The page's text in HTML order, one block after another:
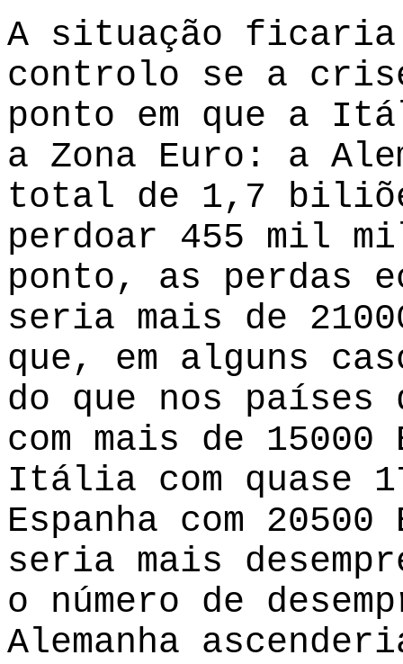
A situação ficaria
controlo se a
ponto em que a
a Zona Euro: a
total de 1,7
perdoar 455 mil
ponto, as perdas
seria mais de
que, em alguns
do que nos
com mais de
Itália com quase
Espanha com
seria mais
o número de
Alemanha